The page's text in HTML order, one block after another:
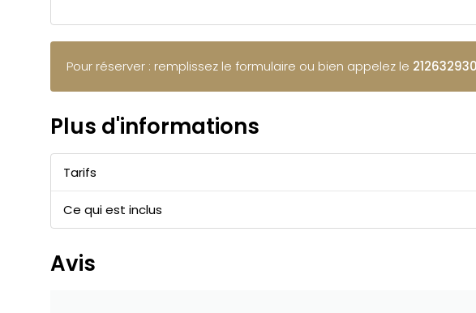
Pour réserver : remplissez le formulaire ou bien appelez le
Plus d'informations
Tarifs
Ce qui est inclus
Avis